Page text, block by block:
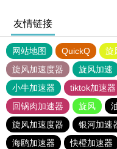
友情链接
网站地图 QuickQ 旋
旋风加速度器
旋风加速
小牛加速器
tiktok加速器
回锅肉加速器
旋风
旋风加速度器
银河加速
海鸥加速器
快橙加速器